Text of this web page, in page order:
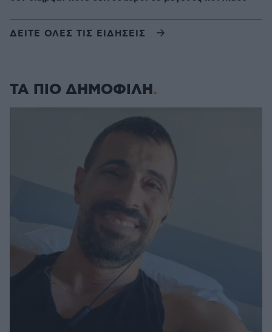
ΔΕΙΤΕ ΟΛΕΣ ΤΙΣ ΕΙΔΗΣΕΙΣ
ΤΑ ΠΙΟ ΔΗΜΟΦΙΛΗ